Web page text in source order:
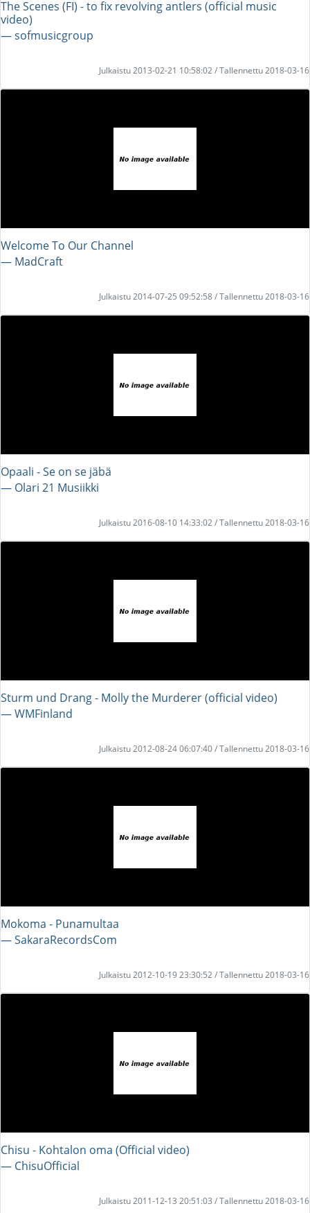
The Scenes (FI) - to fix revolving antlers (official music
video)
― sofmusicgroup
Julkaistu 2013-02-21 10:58:02 / Tallennettu 2018-03-16
Welcome To Our Channel
― MadCraft
Julkaistu 2014-07-25 09:52:58 / Tallennettu 2018-03-16
Opaali - Se on se jäbä
― Olari 21 Musiikki
Julkaistu 2016-08-10 14:33:02 / Tallennettu 2018-03-16
Sturm und Drang - Molly the Murderer (official video)
― WMFinland
Julkaistu 2012-08-24 06:07:40 / Tallennettu 2018-03-16
Mokoma - Punamultaa
― SakaraRecordsCom
Julkaistu 2012-10-19 23:30:52 / Tallennettu 2018-03-16
Chisu - Kohtalon oma (Official video)
― ChisuOfficial
Julkaistu 2011-12-13 20:51:03 / Tallennettu 2018-03-16